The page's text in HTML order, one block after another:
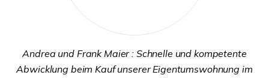
Andrea und Frank Maier : Schnelle und kompetente
Abwicklung beim Kauf unserer Eigentumswohnung im